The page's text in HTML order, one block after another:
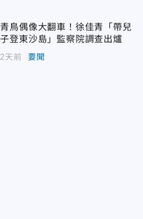
青鳥偶像大翻車！徐佳青「帶兒
子登東沙島」監察院調查出爐
2天前 要聞